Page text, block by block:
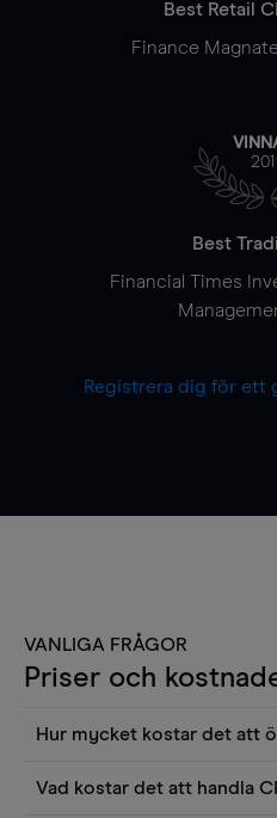
Best Retail
Finance
Best
Financial Times
Registrera dig för ett
VANLIGA FRÅGOR
Priser och
Hur mycket kostar det att
Vad kostar det att handla